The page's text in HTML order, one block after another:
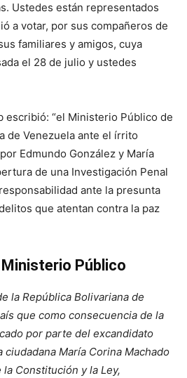
Ustedes están representados
a votar, por sus compañeros de
familiares y amigos, cuya
el 28 de julio y ustedes
escribió: “el Ministerio Público de
de Venezuela ante el írrito
Edmundo González y María
de una Investigación Penal
ante la presunta
que atentan contra la paz
Público
la República Bolivariana de
que como consecuencia de la
por parte del excandidato
ciudadana María Corina Machado
Constitución y la Ley,